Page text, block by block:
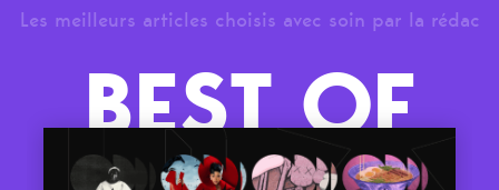
Les meilleurs articles choisis avec soin par la rédac
BEST OF